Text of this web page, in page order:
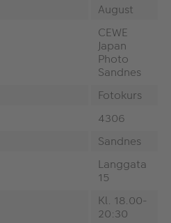
August
CEWE
Japan
Photo
Sandnes
Fotokurs
4306
Sandnes
Langgata
15
Kl. 18.00-
20:30